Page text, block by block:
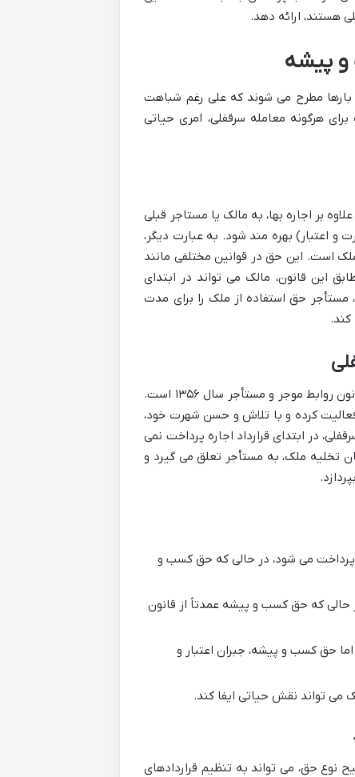
هستند، ارائه دهد.
و پیشه
مطرح می شوند که علی رغم شباهت
هرگونه معامله سرقفلی، امری حیاتی
بر اجاره بها، به مالک یا مستاجر قبلی
و اعتبار) بهره مند شود. به عبارت دیگر،
است. این حق در قوانین مختلفی مانند
شده است. مطابق این قانون، مالک می تواند در ابتدای
مستأجر حق استفاده از ملک را برای مدت
کند.
در مقابل سرقفلی، حق کسب و پیشه یا تجارت قرار دارد که عمدتاً ناشی از قانون روابط موجر و مستأجر سال ۱۳۵۶ است.
کرده و با تلاش و حسن شهرت خود،
در ابتدای قرارداد اجاره پرداخت نمی
تخلیه ملک، به مستأجر تعلق می گیرد و
پرداخت می شود، در حالی که حق کسب و
قانون سال ۱۳۷۶ قرار دارد، در حالی که حق کسب و پیشه عمدتاً از قانون
حق کسب و پیشه، جبران اعتبار و
می تواند نقش حیاتی ایفا کند.
حق، می تواند به تنظیم قراردادهای